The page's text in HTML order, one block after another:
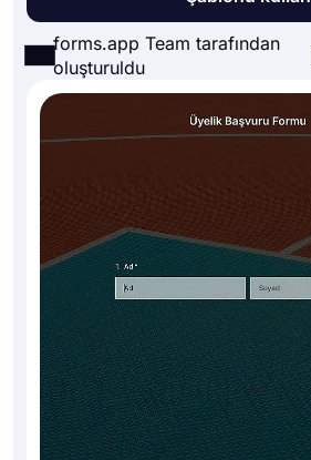
forms.app Team tarafından
oluşturuldu